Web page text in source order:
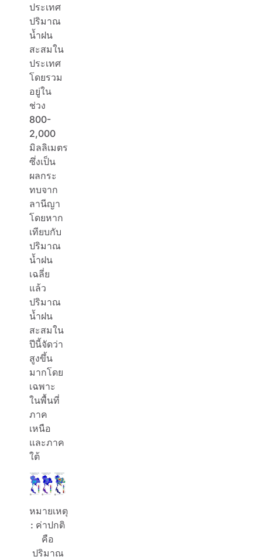
ประเทศ
ปริมาณ
น้ำฝน
สะสมใน
ประเทศ
โดยรวม
อยู่ใน
ช่วง
800-
2,000
มิลลิเมตร
ซึ่งเป็น
ผลกระ
ทบจาก
ลานีญา
โดยหาก
เทียบกับ
ปริมาณ
น้ำฝน
เฉลี่ย
แล้ว
ปริมาณ
น้ำฝน
สะสมใน
ปีนี้จัดว่า
สูงขึ้น
มากโดย
เฉพาะ
ในพื้นที่
ภาค
เหนือ
และภาค
ใต้
หมายเหตุ
: ค่าปกติ
คือ
ปริมาณ